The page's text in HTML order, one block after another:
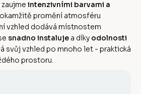
zaujme intenzivními barvami a
promění atmosféru
vzhled dodává místnostem
snadno instaluje a díky odolnosti
svůj vzhled po mnoho let - praktická
prostoru.